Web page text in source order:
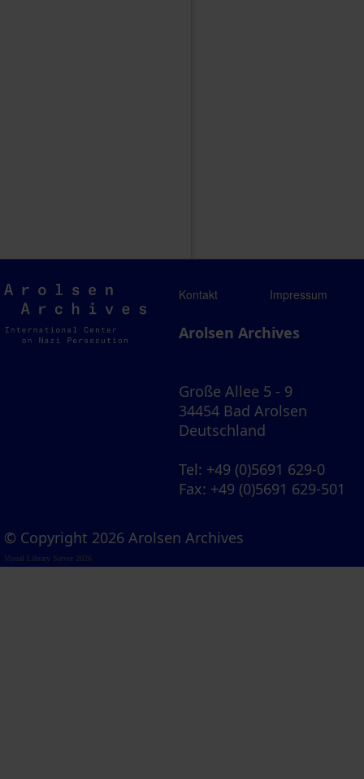
Arolsen
Archives
Kontakt Impressum
Arolsen Archives
Große Allee 5 - 9
34454 Bad Arolsen
Deutschland
Tel: +49 (0)5691 629-0
Fax: +49 (0)5691 629-501
© Copyright 2026 Arolsen Archives
Visual Library Server 2026